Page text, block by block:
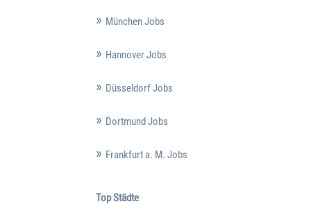
München Jobs
Hannover Jobs
Düsseldorf Jobs
Dortmund Jobs
Frankfurt a. M. Jobs
Top Städte